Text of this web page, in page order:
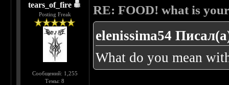
tears_of_fire
Posting Freak
Сообщений: 1,255
Темы: 8
RE: FOOD! what is
elenissima54
What do you mean